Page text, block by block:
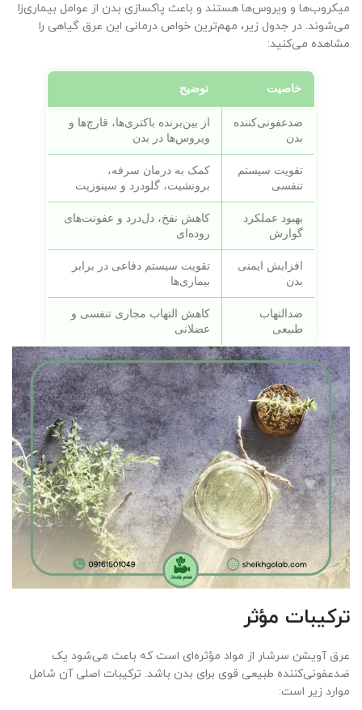
میکروب‌ها و ویروس‌ها هستند و باعث پاکسازی بدن از عوامل بیماری‌زا
می‌شوند. در جدول زیر، مهم‌ترین خواص درمانی این عرق گیاهی را
مشاهده می‌کنید:
خاصیت توضیح
ضدعفونی‌کننده
بدن
از بین‌برنده باکتری‌ها، قارچ‌ها و
ویروس‌ها در بدن
تقویت سیستم
تنفسی
کمک به درمان سرفه،
برونشیت، گلودرد و سینوزیت
بهبود عملکرد
گوارش
کاهش نفخ، دل‌درد و عفونت‌های
روده‌ای
افزایش ایمنی
بدن
تقویت سیستم دفاعی در برابر
بیماری‌ها
ضدالتهاب
طبیعی
کاهش التهاب مجاری تنفسی و
عضلانی
ترکیبات مؤثر
عرق آویشن سرشار از مواد مؤثره‌ای است که باعث می‌شود یک
ضدعفونی‌کننده طبیعی قوی برای بدن باشد. ترکیبات اصلی آن شامل
موارد زیر است: